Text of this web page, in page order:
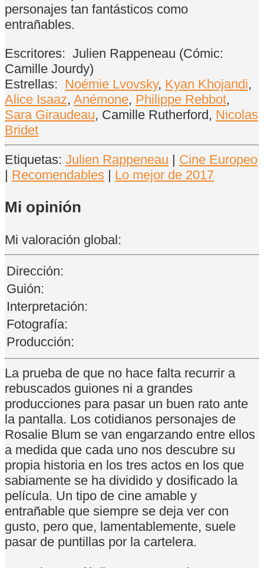
personajes tan fantásticos como
entrañables.
Escritores: Julien Rappeneau (Cómic:
Camille Jourdy)
Estrellas: Noémie Lvovsky, Kyan Khojandi,
Alice Isaaz, Anémone, Philippe Rebbot,
Sara Giraudeau, Camille Rutherford, Nicolas
Bridet
Etiquetas: Julien Rappeneau | Cine Europeo
| Recomendables | Lo mejor de 2017
Mi opinión
Mi valoración global:
Dirección:
Guión:
Interpretación:
Fotografía:
Producción:
La prueba de que no hace falta recurrir a
rebuscados guiones ni a grandes
producciones para pasar un buen rato ante
la pantalla. Los cotidianos personajes de
Rosalie Blum se van engarzando entre ellos
a medida que cada uno nos descubre su
propia historia en los tres actos en los que
sabiamente se ha dividido y dosificado la
película. Un tipo de cine amable y
entrañable que siempre se deja ver con
gusto, pero que, lamentablemente, suele
pasar de puntillas por la cartelera.